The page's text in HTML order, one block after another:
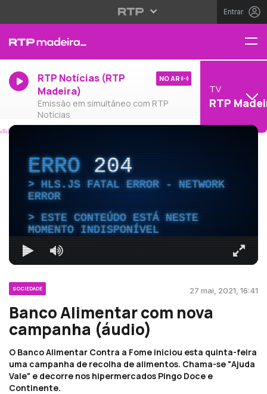
Entrar
RTP Notícias (RTP
Madeira)
Emissão em simultâneo com RTP
Notícias
NO AR
TV
RTP
ERRO204
HLS.JS FATAL ERROR - NETWORK
ERROR
ESTE CONTEÚDO ESTÁ NESTE
MOMENTO INDISPONÍVEL
SOCIEDADE 27 mai, 2021, 16:41
Banco Alimentar com nova
campanha (áudio)
O Banco Alimentar Contra a Fome iniciou esta quinta-feira
uma campanha de recolha de alimentos. Chama-se "Ajuda
Vale" e decorre nos hipermercados Pingo Doce e
Continente.